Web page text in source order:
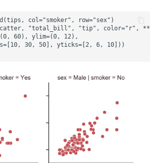
col="smoker", row="sex")
"total_bill", "tip", color="r",
60), ylim=(0, 12),
30, 50], yticks=[2, 6, 10]))